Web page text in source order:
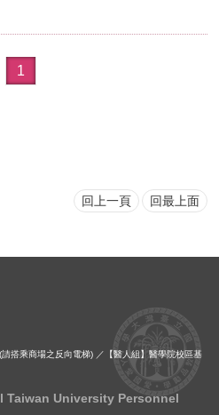
1
回上一頁 回最上面
搭乘商場之反向電梯) ／【醫人組】醫學院校區基
Taiwan University Personnel